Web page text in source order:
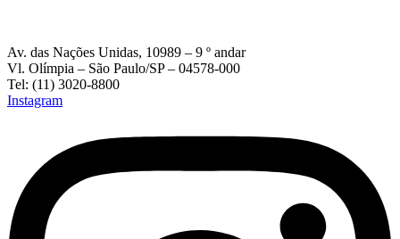
Av. das Nações Unidas, 10989 – 9 º andar
Vl. Olímpia – São Paulo/SP – 04578-000
Tel: (11) 3020-8800
Instagram